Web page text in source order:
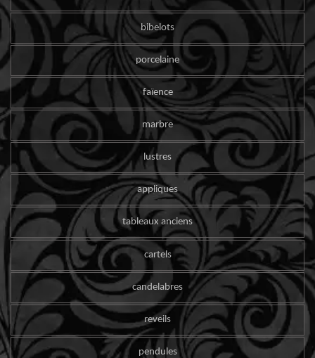
bibelots
porcelaine
faïence
marbre
lustres
appliques
tableaux anciens
cartels
candelabres
reveils
pendules